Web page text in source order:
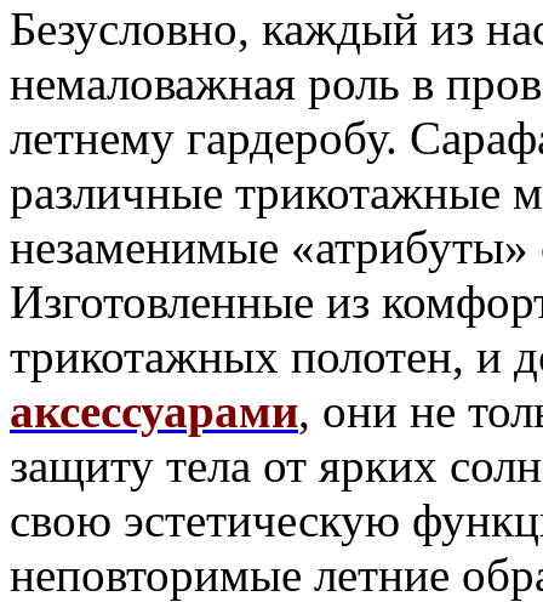
Безусловно, каждый из
немаловажная роль в
летнему гардеробу.
различные трикотажные
незаменимые
Изготовленные из
трикотажных полотен, и
аксессуарами, они не
защиту тела от ярких
свою эстетическую
неповторимые летние